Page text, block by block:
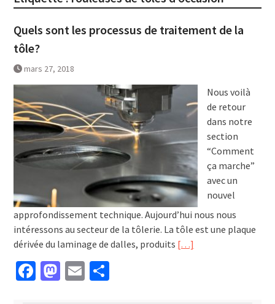
Quels sont les processus de traitement de la
tôle?
mars 27, 2018
Nous voilà
de retour
dans notre
section
“Comment
ça marche”
avec un
nouvel
approfondissement technique. Aujourd’hui nous nous
intéressons au secteur de la tôlerie. La tôle est une plaque
dérivée du laminage de dalles, produits […]
Facebook
Mastodon
EmailPartager